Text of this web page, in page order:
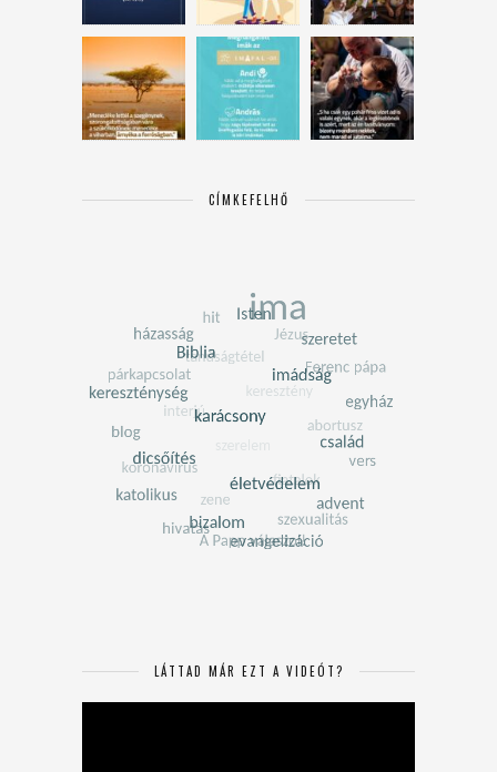
CÍMKEFELHŐ
LÁTTAD MÁR EZT A VIDEÓT?